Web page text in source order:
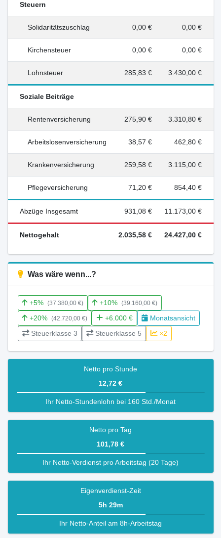
Steuern
Solidaritätszuschlag 0,00 € 0,00 €
Kirchensteuer 0,00 € 0,00 €
Lohnsteuer 285,83 € 3.430,00 €
Soziale Beiträge
Rentenversicherung 275,90 € 3.310,80 €
Arbeitslosenversicherung 38,57 € 462,80 €
Krankenversicherung 259,58 € 3.115,00 €
Pflegeversicherung 71,20 € 854,40 €
Abzüge Insgesamt 931,08 € 11.173,00 €
Nettogehalt 2.035,58 € 24.427,00 €
Was wäre wenn...?
+5% (37.380,00 €) +10% (39.160,00 €)
+20% (42.720,00 €) +6.000 €
Monatsansicht
Steuerklasse 3
Steuerklasse 5 ×2
Netto pro Stunde
12,72 €
Ihr Netto-Stundenlohn bei 160 Std./Monat
Netto pro Tag
101,78 €
Ihr Netto-Verdienst pro Arbeitstag (20 Tage)
Eigenverdienst-Zeit
5h 29m
Ihr Netto-Anteil am 8h-Arbeitstag